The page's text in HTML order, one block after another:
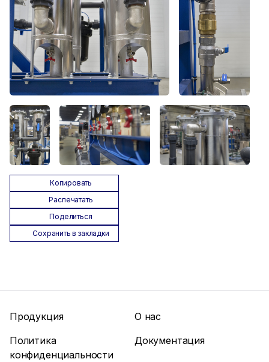
Копировать
Распечатать
Поделиться
Сохранить в закладки
Продукция
О нас
Политика
конфиденциальности
Документация